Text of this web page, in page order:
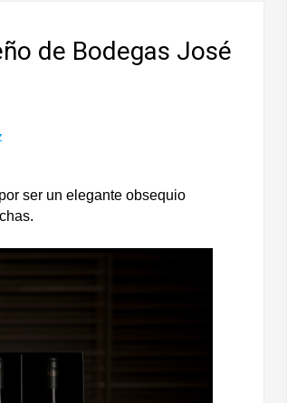
de Bodegas José
ser un elegante obsequio